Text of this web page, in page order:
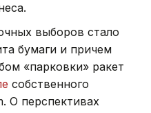
выборов стало
бумаги и причем
«парковки» ракет
собственного
О перспективах